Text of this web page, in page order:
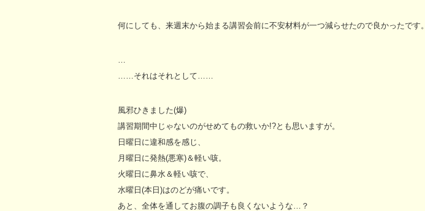
何にしても、来週末から始まる講習会前に不安材料が一つ減らせたので良かったです。
…
……それはそれとして……
風邪ひきました(爆)
講習期間中じゃないのがせめてもの救いか!?とも思いますが。
日曜日に違和感を感じ、
月曜日に発熱(悪寒)＆軽い咳。
火曜日に鼻水＆軽い咳で、
水曜日(本日)はのどが痛いです。
あと、全体を通してお腹の調子も良くないような…？